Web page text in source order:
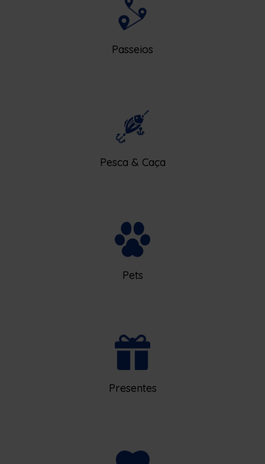
Passeios
Pesca & Caça
Pets
Presentes